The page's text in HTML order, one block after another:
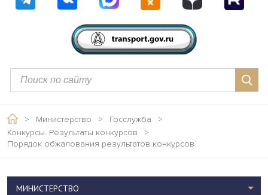
> Министерство > Госслужба
>
Конкурсы. Результаты конкурсов
>
Порядок обжалования результатов конкурсов
МИНИСТЕРСТВО